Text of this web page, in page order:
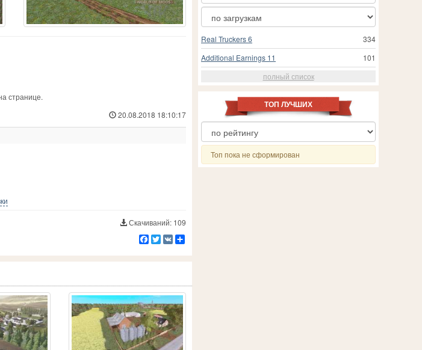
странице.
20.08.2018 18:10:17
Скачиваний: 109
Facebook
Twitter
VK
334
Real Truckers 6
101
Additional Earnings 11
полный список
ТОП ЛУЧШИХ
Топ пока не сформирован